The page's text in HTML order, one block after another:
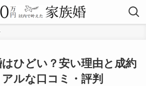
ひどい？安い理由と成約
ルな口コミ・評判